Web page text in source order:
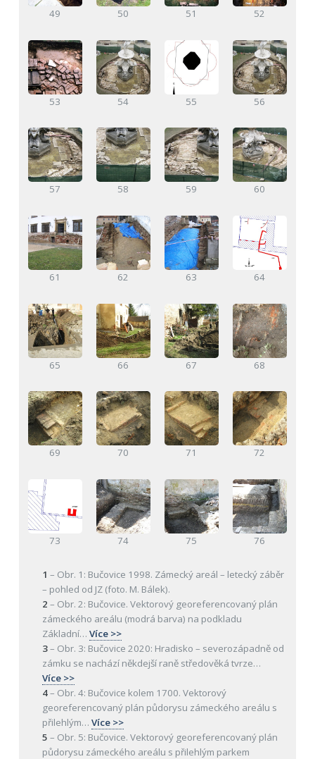
49 50 51 52
53 54 55 56
57 58 59 60
61 62 63 64
65 66 67 68
69 70 71 72
73 74 75 76
1 – Obr. 1: Bučovice 1998. Zámecký areál – letecký záběr
– pohled od JZ (foto. M. Bálek).
2 – Obr. 2: Bučovice. Vektorový georeferencovaný plán
zámeckého areálu (modrá barva) na podkladu
Základní… Více >>
3– Obr. 3: Bučovice 2020: Hradisko – severozápadně od
zámku se nachází někdejší raně středověká tvrze…
Více >>
4– Obr. 4: Bučovice kolem 1700. Vektorový
georeferencovaný plán půdorysu zámeckého areálu s
přilehlým… Více >>
5 – Obr. 5: Bučovice. Vektorový georeferencovaný plán
půdorysu zámeckého areálu s přilehlým parkem